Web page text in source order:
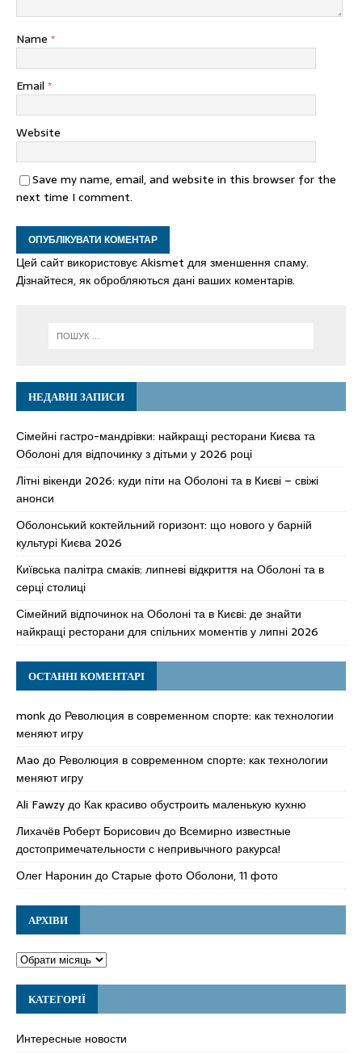
Name *
Email *
Website
Save my name, email, and website in this browser for the
next time I comment.
Цей сайт використовує Akismet для зменшення спаму.
Дізнайтеся, як обробляються дані ваших коментарів.
НЕДАВНІ ЗАПИСИ
Сімейні гастро-мандрівки: найкращі ресторани Києва та
Оболоні для відпочинку з дітьми у 2026 році
Літні вікенди 2026: куди піти на Оболоні та в Києві – свіжі
анонси
Оболонський коктейльний горизонт: що нового у барній
культурі Києва 2026
Київська палітра смаків: липневі відкриття на Оболоні та в
серці столиці
Сімейний відпочинок на Оболоні та в Києві: де знайти
найкращі ресторани для спільних моментів у липні 2026
ОСТАННІ КОМЕНТАРІ
monkдо Революция в современном спорте: как технологии
меняют игру
Mao до Революция в современном спорте: как технологии
меняют игру
Ali Fawzyдо Как красиво обустроить маленькую кухню
Лихачёв Роберт Борисовичдо Всемирно известные
достопримечательности с непривычного ракурса!
Олег Наронин доСтарые фото Оболони, 11 фото
АРХІВИ
КАТЕГОРІЇ
Интересные новости